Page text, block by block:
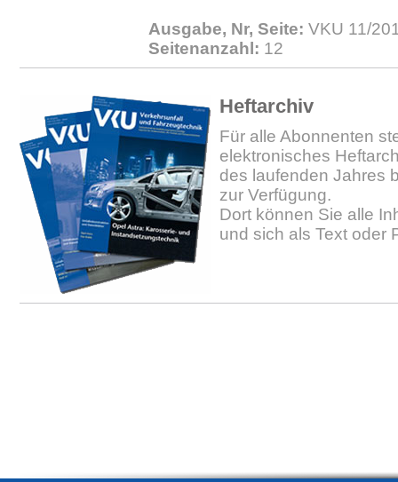
Ausgabe, Nr, Seite: VKU 11/
Seitenanzahl: 12
Heftarchiv
Für alle Abonnenten
elektronisches
des laufenden Jahres
zur Verfügung.
Dort können Sie alle
und sich als Text oder